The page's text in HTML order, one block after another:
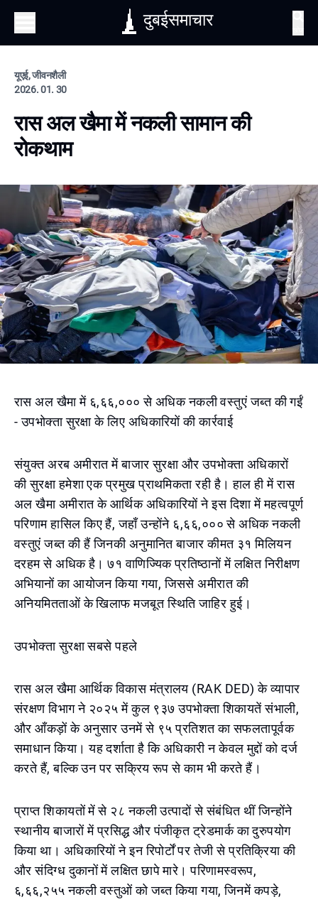
दुबईसमाचार
यूएई, जीवनशैली
2026. 01. 30
रास अल खैमा में नकली सामान की
रोकथाम
रास अल खैमा में ६,६६,००० से अधिक नकली वस्तुएं जब्त की गईं
- उपभोक्ता सुरक्षा के लिए अधिकारियों की कार्रवाई
संयुक्त अरब अमीरात में बाजार सुरक्षा और उपभोक्ता अधिकारों
की सुरक्षा हमेशा एक प्रमुख प्राथमिकता रही है। हाल ही में रास
अल खैमा अमीरात के आर्थिक अधिकारियों ने इस दिशा में महत्वपूर्ण
परिणाम हासिल किए हैं, जहाँ उन्होंने ६,६६,००० से अधिक नकली
वस्तुएं जब्त की हैं जिनकी अनुमानित बाजार कीमत ३१ मिलियन
दरहम से अधिक है। ७१ वाणिज्यिक प्रतिष्ठानों में लक्षित निरीक्षण
अभियानों का आयोजन किया गया, जिससे अमीरात की
अनियमितताओं के खिलाफ मजबूत स्थिति जाहिर हुई।
उपभोक्ता सुरक्षा सबसे पहले
रास अल खैमा आर्थिक विकास मंत्रालय (RAK DED) के व्यापार
संरक्षण विभाग ने २०२५ में कुल ९३७ उपभोक्ता शिकायतें संभाली,
और आँकड़ों के अनुसार उनमें से ९५ प्रतिशत का सफलतापूर्वक
समाधान किया। यह दर्शाता है कि अधिकारी न केवल मुद्दों को दर्ज
करते हैं, बल्कि उन पर सक्रिय रूप से काम भी करते हैं।
प्राप्त शिकायतों में से २८ नकली उत्पादों से संबंधित थीं जिन्होंने
स्थानीय बाजारों में प्रसिद्ध और पंजीकृत ट्रेडमार्क का दुरुपयोग
किया था। अधिकारियों ने इन रिपोर्टों पर तेजी से प्रतिक्रिया की
और संदिग्ध दुकानों में लक्षित छापे मारे। परिणामस्वरूप,
६,६६,२५५ नकली वस्तुओं को जब्त किया गया, जिनमें कपड़े,